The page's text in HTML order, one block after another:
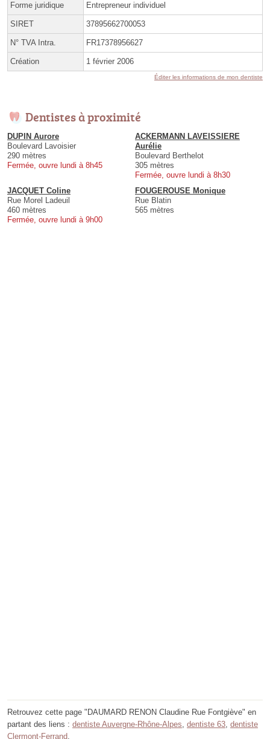
Forme juridique Entrepreneur individuel
SIRET 37895662700053
N° TVA Intra. FR17378956627
Création 1 février 2006
Éditer les informations de mon dentiste
Dentistes à proximité
DUPIN Aurore
Boulevard Lavoisier
290 mètres
Fermée, ouvre lundi à 8h45
ACKERMANN LAVEISSIERE
Aurélie
Boulevard Berthelot
305 mètres
Fermée, ouvre lundi à 8h30
JACQUET Coline
Rue Morel Ladeuil
460 mètres
Fermée, ouvre lundi à 9h00
FOUGEROUSE Monique
Rue Blatin
565 mètres
Retrouvez cette page "DAUMARD RENON Claudine Rue Fontgiève" en
partant des liens : dentiste Auvergne-Rhône-Alpes, dentiste 63, dentiste
Clermont-Ferrand.